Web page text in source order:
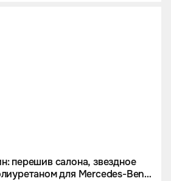
перешив салона, звездное
для Mercedes-Benz